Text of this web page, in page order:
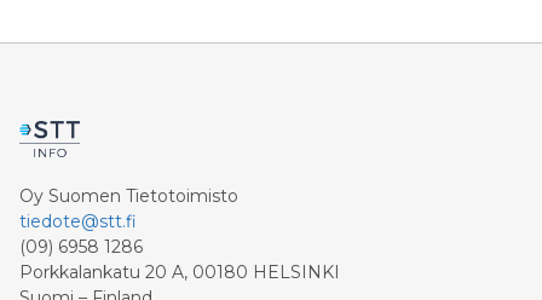
Oy Suomen Tietotoimisto
tiedote@stt.fi
(09) 6958 1286
Porkkalankatu 20 A, 00180 HELSINKI